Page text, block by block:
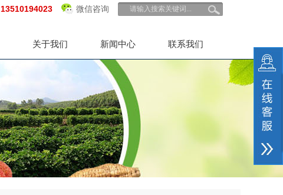
13510194023 微信咨询
关于我们 新闻中心 联系我们